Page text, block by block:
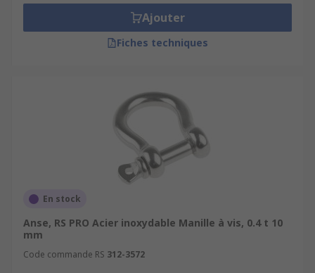
Ajouter
Fiches techniques
En stock
Anse, RS PRO Acier inoxydable Manille à vis, 0.4 t 10
mm
Code commande RS 312-3572